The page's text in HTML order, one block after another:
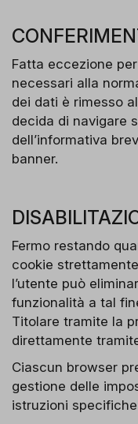
Fatta eccezione
necessari alla
dei dati è rimesso
decida di navigare
dell’informativa
banner.
Fermo restando
cookie
l’utente può
funzionalità a tal
Titolare tramite la
direttamente
Ciascun browser
gestione delle
istruzioni